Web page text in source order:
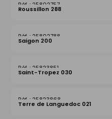
25802757
Roussillon 288
25802788
Saigon 200
25823851
Saint-Tropez 030
25823868
Terre de Languedoc 021